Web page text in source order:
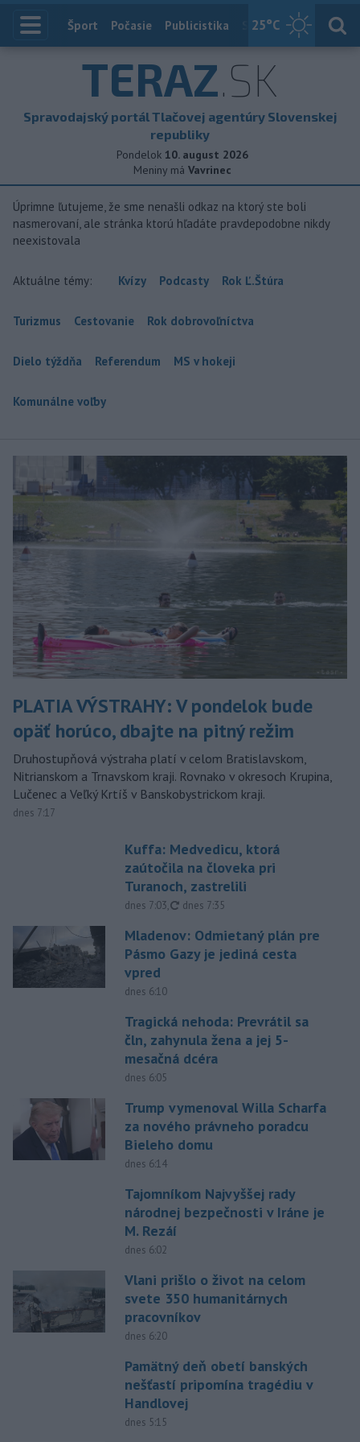
25°C
Index
Šport Počasie Publicistika Slovensko
TERAZ.SK
Spravodajský portál Tlačovej agentúry Slovenskej
republiky
Pondelok 10. august 2026
Meniny má Vavrinec
Úprimne ľutujeme, že sme nenašli odkaz na ktorý ste boli
nasmerovaní, ale stránka ktorú hľadáte pravdepodobne nikdy
neexistovala
Aktuálne témy: Kvízy Podcasty Rok Ľ.Štúra
Turizmus Cestovanie Rok dobrovoľníctva
Dielo týždňa Referendum MS v hokeji
Komunálne voľby
PLATIA VÝSTRAHY: V pondelok bude
opäť horúco, dbajte na pitný režim
Druhostupňová výstraha platí v celom Bratislavskom,
Nitrianskom a Trnavskom kraji. Rovnako v okresoch Krupina,
Lučenec a Veľký Krtíš v Banskobystrickom kraji.
dnes 7:17
Kuffa: Medvedicu, ktorá
zaútočila na človeka pri
Turanoch, zastrelili
dnes 7:03, aktualizované
dnes 7:35
Mladenov: Odmietaný plán pre
Pásmo Gazy je jediná cesta
vpred
dnes 6:10
Tragická nehoda: Prevrátil sa
čln, zahynula žena a jej 5-
mesačná dcéra
dnes 6:05
Trump vymenoval Willa Scharfa
za nového právneho poradcu
Bieleho domu
dnes 6:14
Tajomníkom Najvyššej rady
národnej bezpečnosti v Iráne je
M. Rezáí
dnes 6:02
Vlani prišlo o život na celom
svete 350 humanitárnych
pracovníkov
dnes 6:20
Pamätný deň obetí banských
nešťastí pripomína tragédiu v
Handlovej
dnes 5:15